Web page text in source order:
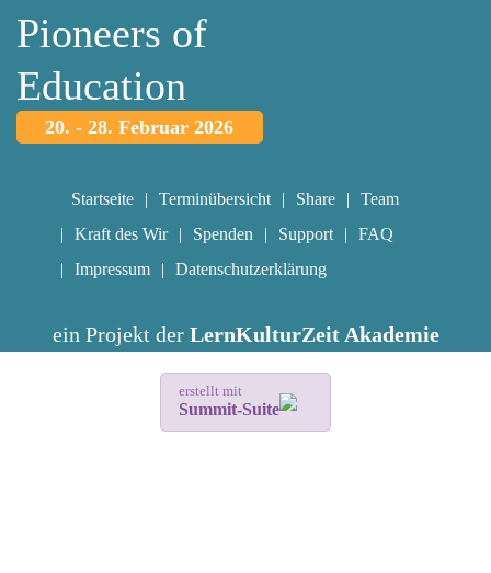
Pioneers of
Education
20. - 28. Februar 2026
Startseite Terminübersicht Share
Team
Kraft des Wir
Spenden Support
FAQ
Impressum
Datenschutzerklärung
ein Projekt der LernKulturZeit Akademie
erstellt mit
Summit-Suite